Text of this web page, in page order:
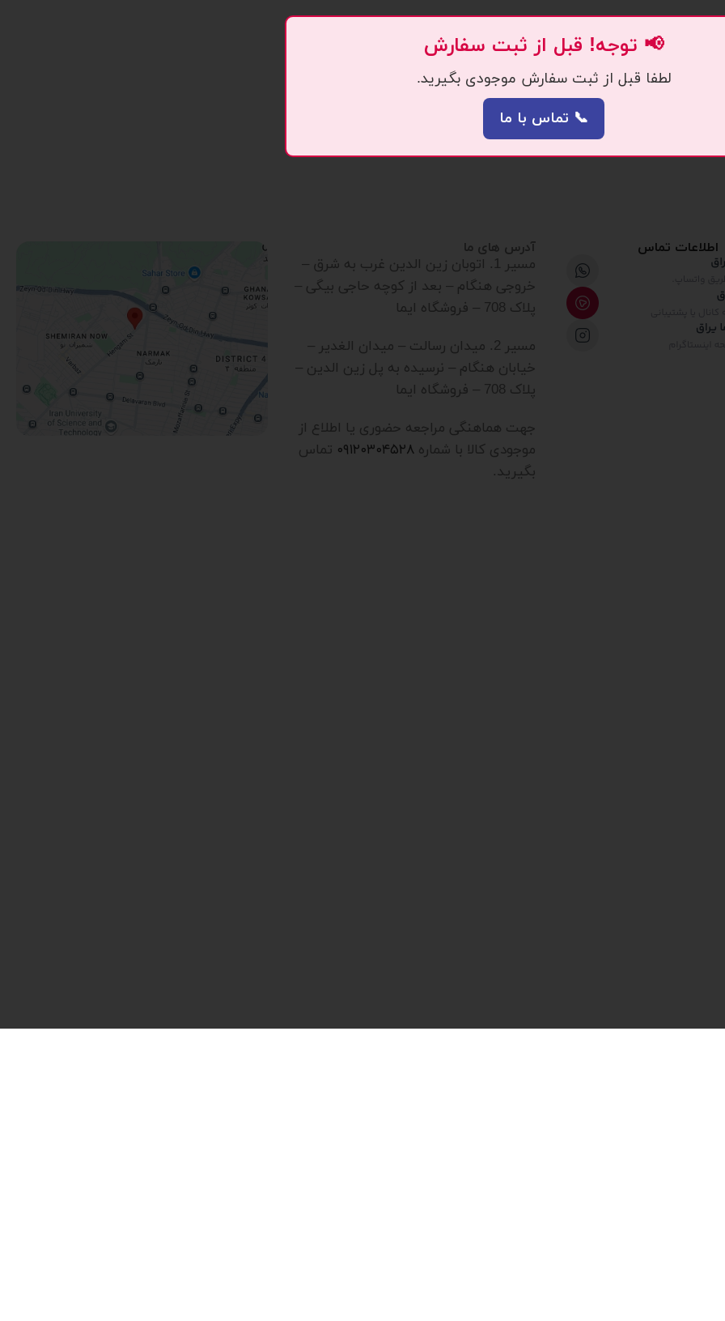
اطلاعات تماس آدرس های ما
مسیر 1. اتوبان زین الدین غرب به شرق –
خروجی هنگام – بعد از کوچه حاجی بیگی –
پلاک 708 – فروشگاه ایما
مسیر 2. میدان رسالت – میدان الغدیر –
خیابان هنگام – نرسیده به پل زین الدین –
پلاک 708 – فروشگاه ایما
جهت هماهنگی مراجعه حضوری یا اطلاع از
موجودی کالا با شماره ۰۹۱۲۰۳۰۴۵۲۸ تماس
بگیرید.
📢 توجه! قبل از ثبت سفارش
لطفا قبل از ثبت سفارش موجودی بگیرید.
📞 تماس با ما